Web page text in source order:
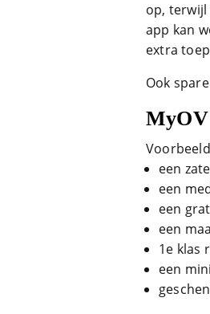
op,
app kan
extra
Ook
MyOV
een
een
een
een
1e klas
een